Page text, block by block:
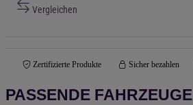
Vergleichen
Zertifizierte Produkte Sicher bezahlen
PASSENDE FAHRZEUGE